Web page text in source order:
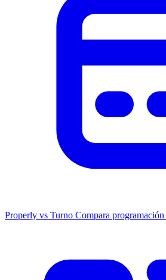
Properly vs Turno Compara